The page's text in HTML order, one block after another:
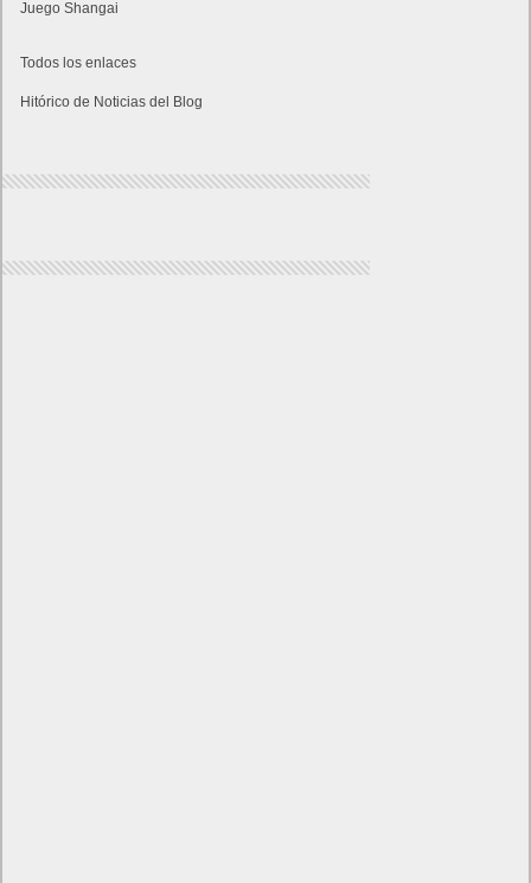
Juego Shangai
Todos los enlaces
Hitórico de Noticias del Blog